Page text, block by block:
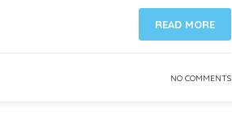
READ MORE
NO COMMENTS